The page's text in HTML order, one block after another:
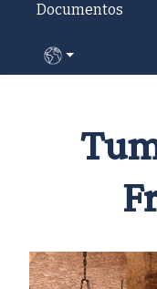
Documentos
Seleccione su